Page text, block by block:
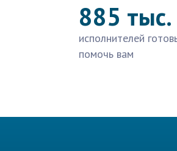
885 тыс.
исполнителей
помочь вам